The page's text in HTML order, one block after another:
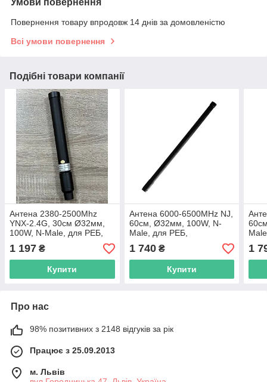
Повернення товару впродовж 14 днів за домовленістю
Всі умови повернення
Подібні товари компанії
Антена 2380-2500Mhz
YNX-2.4G, 30см Ø32мм,
100W, N-Male, для РЕБ,
всеспрямована,
вертикальна поляризація
1 197 ₴
Купити
Антена 6000-6500MHz NJ,
60см, Ø32мм, 100W, N-
Male, для РЕБ,
всеспрямована,
вертикальна поляризація
1 740₴
Купити
1
Про нас
98% позитивних з 2148 відгуків за рік
Працює з 25.09.2013
м. Львів